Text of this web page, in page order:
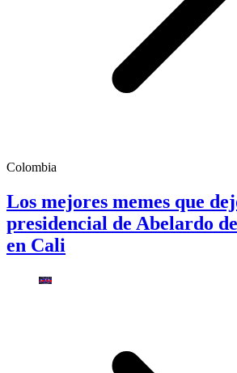
Colombia
Los mejores memes que
presidencial de Abelardo
en Cali